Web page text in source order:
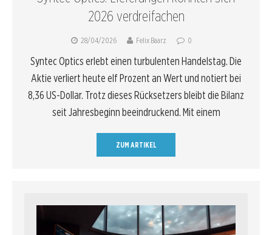
2026 verdreifachen
28/04/2026 Felix Baarz 0
Syntec Optics erlebt einen turbulenten Handelstag. Die
Aktie verliert heute elf Prozent an Wert und notiert bei
8,36 US-Dollar. Trotz dieses Rücksetzers bleibt die Bilanz
seit Jahresbeginn beeindruckend. Mit einem
ZUM ARTIKEL